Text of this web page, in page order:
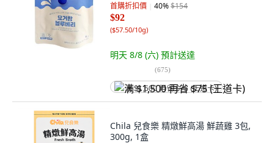
首購折扣價 40%$154
$92
($57.50/10g)
明天 8/8 (六) 預計送達
(675)
满 $1,500 再省 $75 (王道卡)
Chila 兒食樂 精燉鮮高湯 鮮蔬雞 3包,
300g, 1盒